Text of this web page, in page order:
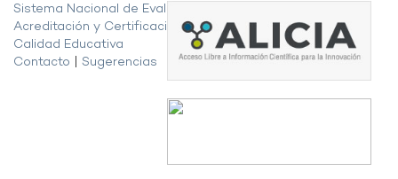
Sistema Nacional de Evaluación,
Acreditación y Certificación de la
Calidad Educativa
Contacto
Sugerencias